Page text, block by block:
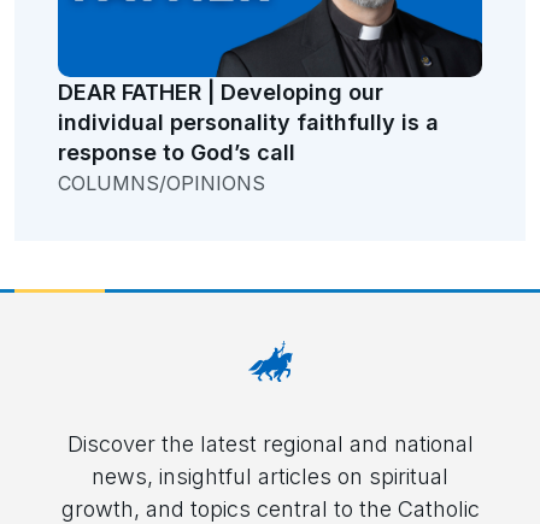
DEAR FATHER | Developing our
individual personality faithfully is a
response to God’s call
COLUMNS/OPINIONS
Discover the latest regional and national
news, insightful articles on spiritual
growth, and topics central to the Catholic